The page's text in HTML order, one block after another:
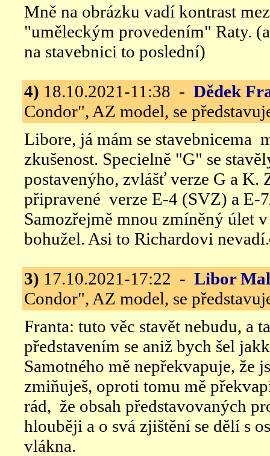
Mně na obrázku vadí kontrast
"uměleckým provedením" Raty.
na stavebnici to poslední)
4) 18.10.2021-11:38 - Dědek
Condor", AZ model, se
Libore, já mám se stavebnicema
zkušenost. Specielně "G" se
postavenýho, zvlášť verze G a K.
připravené verze E-4 (SVZ) a E-
Samozřejmě mnou zmíněný úlet
bohužel. Asi to Richardovi nevadí.
3) 17.10.2021-17:22 - Libor
Condor", AZ model, se
Franta: tuto věc stavět nebudu, a
představením se aniž bych šel
Samotného mě nepřekvapuje, že
zmiňuješ, oproti tomu mě
rád, že obsah představovaných
hlouběji a o svá zjištění se dělí s
vlákna.